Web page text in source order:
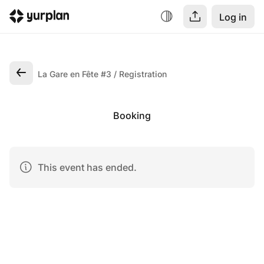
Log in
La Gare en Fête #3 Registration